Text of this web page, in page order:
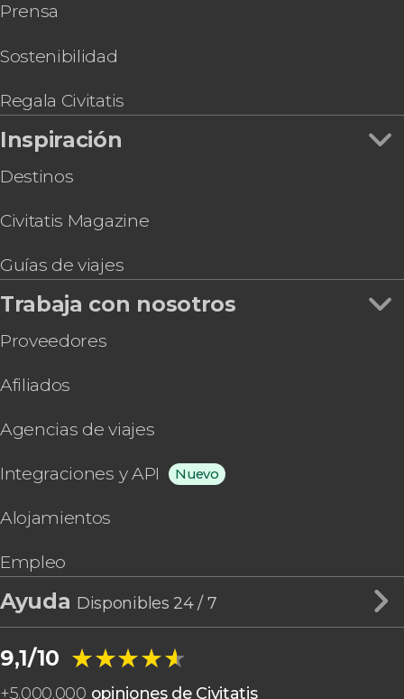
Prensa
Sostenibilidad
Regala Civitatis
Inspiración
Destinos
Civitatis Magazine
Guías de viajes
Trabaja con nosotros
Proveedores
Afiliados
Agencias de viajes
Integraciones y API Nuevo
Alojamientos
Empleo
Ayuda Disponibles 24 / 7
9,1/10 ★★★★★
★★★★★
+5.000.000 opiniones de Civitatis